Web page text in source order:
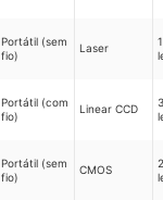
Portátil (sem
fio)
Laser
Portátil (com
fio)
Linear CCD
Portátil (sem
fio)
CMOS